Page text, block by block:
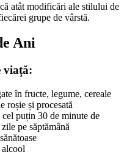
atât modificări ale stilului de
grupe de vârstă.
Ani
viață:
în fructe, legume, cereale
roșie și procesată
puțin 30 de minute de
pe săptămână